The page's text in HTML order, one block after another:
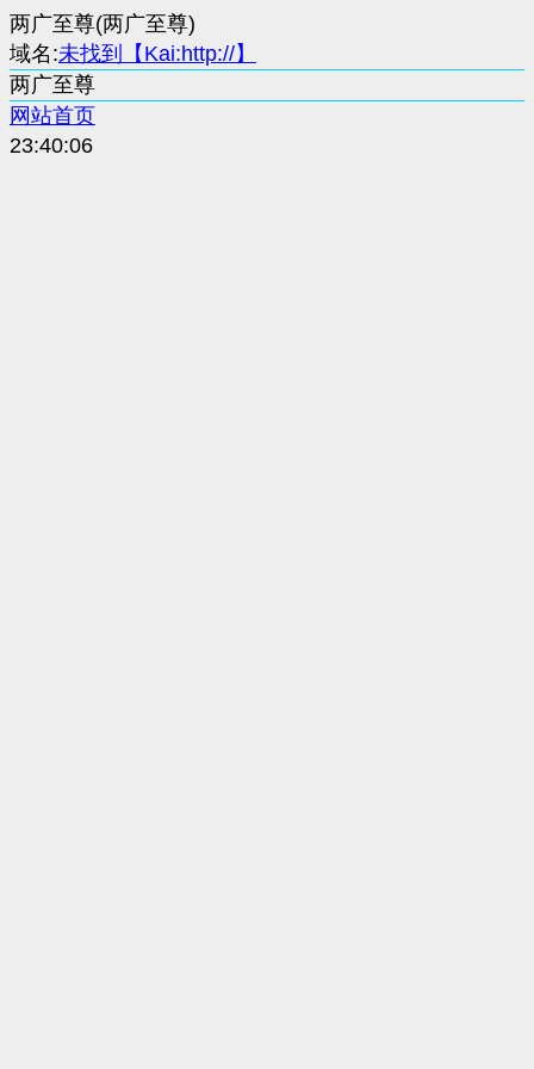
两广至尊(两广至尊)
域名:未找到【Kai:http://】
两广至尊
网站首页
23:40:06